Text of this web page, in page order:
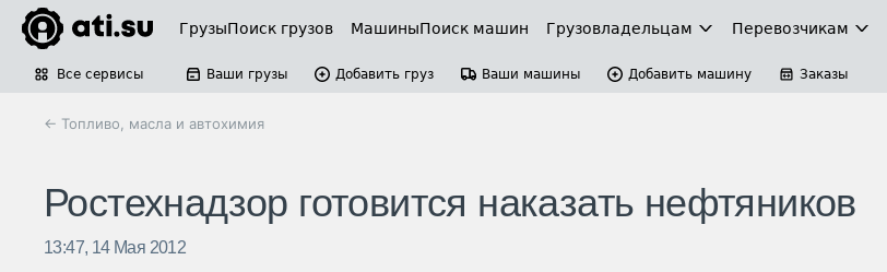
ГрузыПоиск грузов МашиныПоиск машин Грузовладельцам Перевозчикам
Все сервисы Ваши грузы Добавить груз Ваши машины Добавить машину Заказы
← Топливо, масла и автохимия
Ростехнадзор готовится наказать нефтяников
13:47, 14 Мая 2012